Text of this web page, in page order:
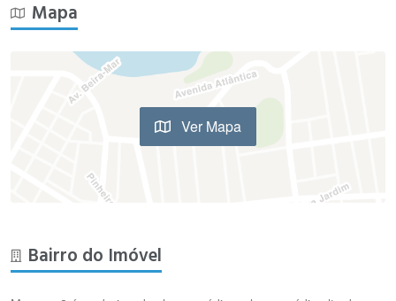
Mapa
Ver Mapa
Bairro do Imóvel